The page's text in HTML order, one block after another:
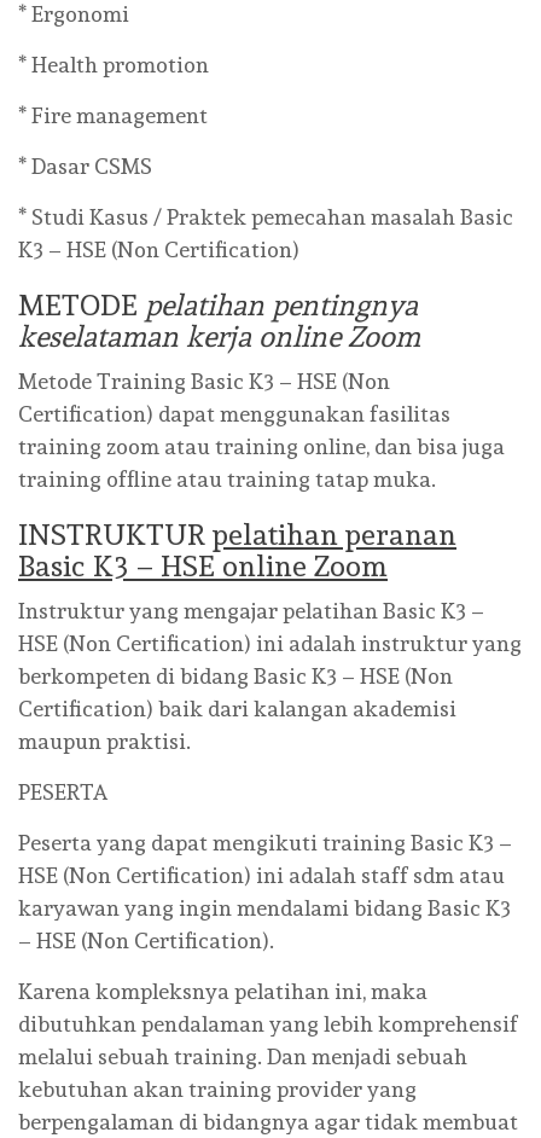
* Ergonomi
* Health promotion
* Fire management
* Dasar CSMS
* Studi Kasus / Praktek pemecahan masalah Basic
K3 – HSE (Non Certification)
METODE pelatihan pentingnya
keselataman kerja online Zoom
Metode Training Basic K3 – HSE (Non
Certification) dapat menggunakan fasilitas
training zoom atau training online, dan bisa juga
training offline atau training tatap muka.
INSTRUKTUR pelatihan peranan
Basic K3 – HSE online Zoom
Instruktur yang mengajar pelatihan Basic K3 –
HSE (Non Certification) ini adalah instruktur yang
berkompeten di bidang Basic K3 – HSE (Non
Certification) baik dari kalangan akademisi
maupun praktisi.
PESERTA
Peserta yang dapat mengikuti training Basic K3 –
HSE (Non Certification) ini adalah staff sdm atau
karyawan yang ingin mendalami bidang Basic K3
– HSE (Non Certification).
Karena kompleksnya pelatihan ini, maka
dibutuhkan pendalaman yang lebih komprehensif
melalui sebuah training. Dan menjadi sebuah
kebutuhan akan training provider yang
berpengalaman di bidangnya agar tidak membuat